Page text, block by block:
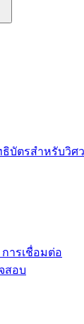
บัตรสำหรับวิศ
การเชื่อมต่อ
สอบ